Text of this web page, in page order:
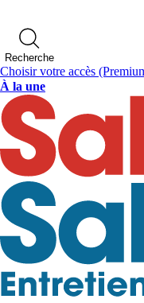
Recherche
Choisir votre accès
À la une